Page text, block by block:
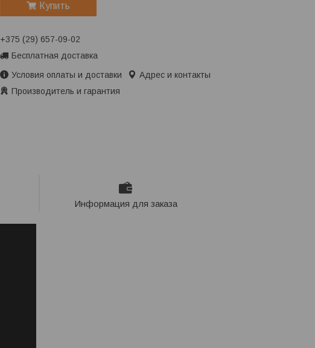
Купить
+375 (29) 657-09-02
Бесплатная доставка
Условия оплаты и доставки
Адрес и контакты
Производитель и гарантия
Информация для заказа